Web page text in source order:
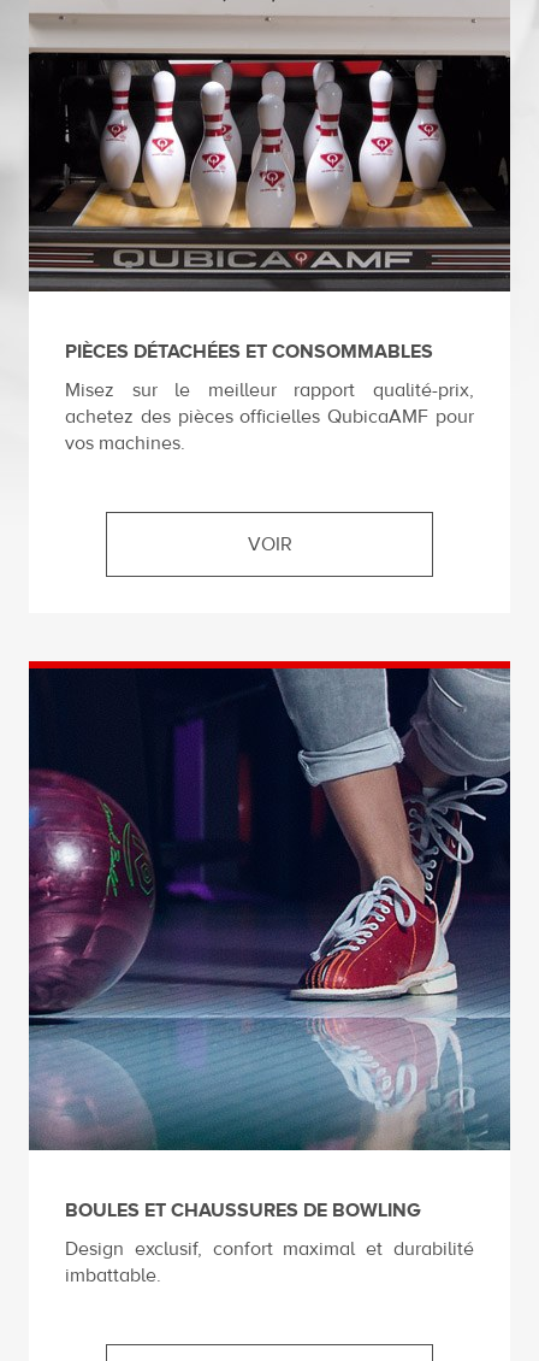
PIÈCES DÉTACHÉES ET CONSOMMABLES
Misez sur le meilleur rapport qualité-prix,
achetez des pièces officielles QubicaAMF pour
vos machines.
VOIR
BOULES ET CHAUSSURES DE BOWLING
Design exclusif, confort maximal et durabilité
imbattable.